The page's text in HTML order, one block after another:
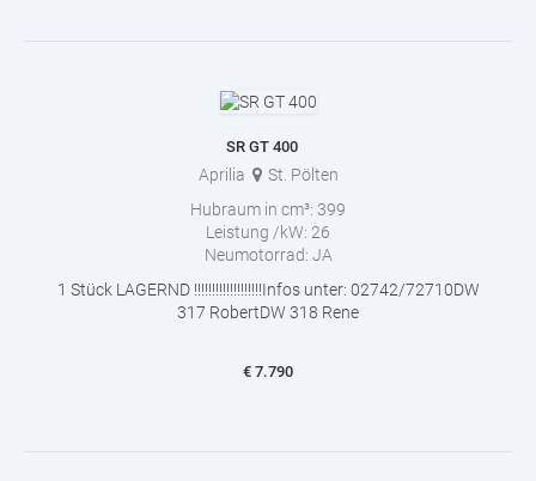
SR GT 400
Aprilia
St. Pölten
Hubraum in cm³: 399
Leistung /kW: 26
Neumotorrad: JA
1 Stück LAGERND !!!!!!!!!!!!!!!!!!!Infos unter: 02742/72710DW
317 RobertDW 318 Rene
€ 7.790